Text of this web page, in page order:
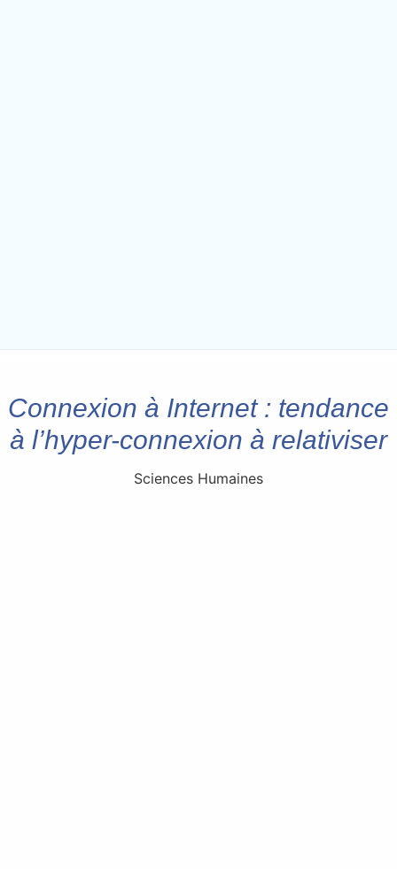
Connexion à Internet : tendance
à l’hyper-connexion à relativiser
Sciences Humaines